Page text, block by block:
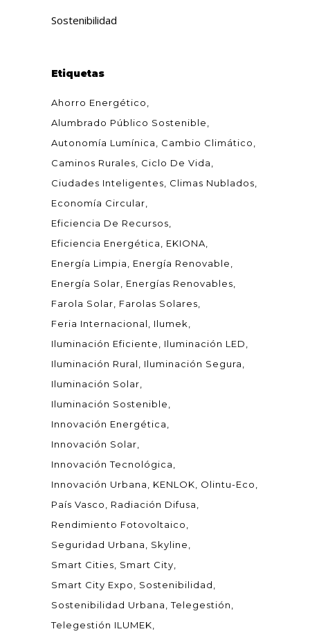
Sostenibilidad
Etiquetas
Ahorro Energético
Alumbrado Público Sostenible
Autonomía Lumínica
Cambio Climático
Caminos Rurales
Ciclo De Vida
Ciudades Inteligentes
Climas Nublados
Economía Circular
Eficiencia De Recursos
Eficiencia Energética
EKIONA
Energía Limpia
Energía Renovable
Energía Solar
Energías Renovables
Farola Solar
Farolas Solares
Feria Internacional
Ilumek
Iluminación Eficiente
Iluminación LED
Iluminación Rural
Iluminación Segura
Iluminación Solar
Iluminación Sostenible
Innovación Energética
Innovación Solar
Innovación Tecnológica
Innovación Urbana
KENLOK
Olintu-Eco
País Vasco
Radiación Difusa
Rendimiento Fotovoltaico
Seguridad Urbana
Skyline
Smart Cities
Smart City
Smart City Expo
Sostenibilidad
Sostenibilidad Urbana
Telegestión
Telegestión ILUMEK